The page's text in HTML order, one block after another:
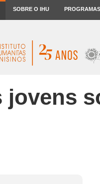
SOBRE O IHU PROGRAMAS
jovens